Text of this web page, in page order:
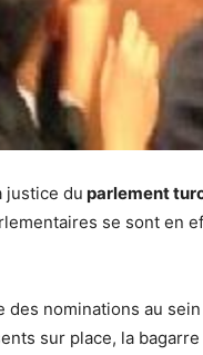
justice du parlement
se sont en
nominations au
sur place, la